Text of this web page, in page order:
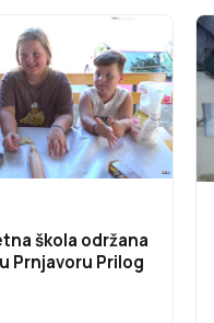
škola održana
Prilog